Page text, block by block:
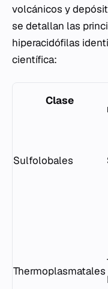
volcánicos y
se detallan las
hiperacidófilas
científica:
Clase
Sulfolobales
Thermoplasmatales